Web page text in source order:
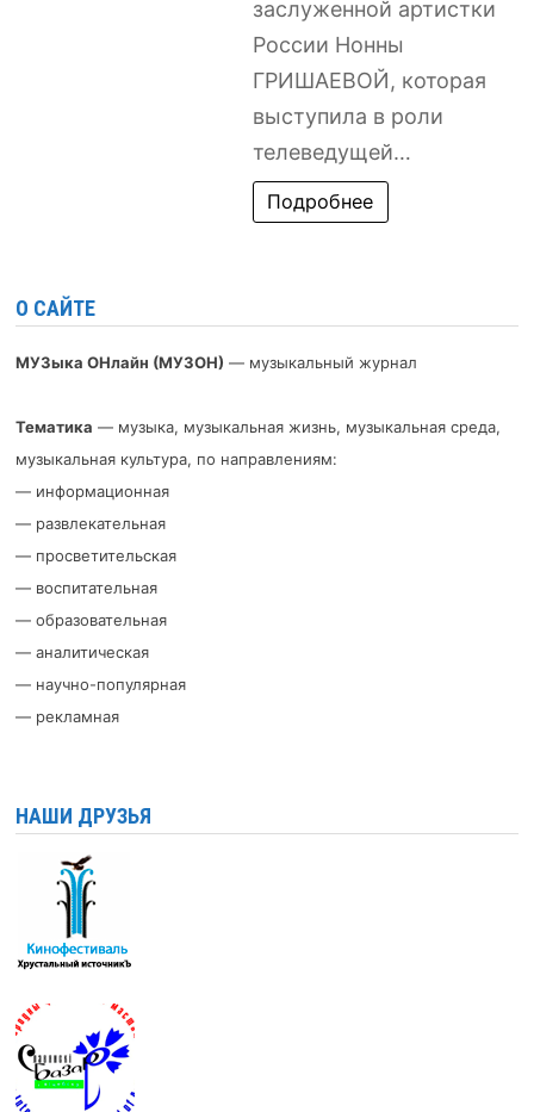
заслуженной артистки
России Нонны
ГРИШАЕВОЙ, которая
выступила в роли
телеведущей…
Подробнее
О САЙТЕ
МУЗыка ОНлайн (МУЗОН) — музыкальный журнал
Тематика — музыка, музыкальная жизнь, музыкальная среда,
музыкальная культура, по направлениям:
— информационная
— развлекательная
— просветительская
— воспитательная
— образовательная
— аналитическая
— научно-популярная
— рекламная
НАШИ ДРУЗЬЯ